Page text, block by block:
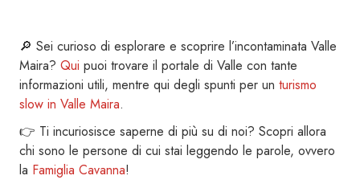
🔎 Sei curioso di esplorare e scoprire l’incontaminata Valle
Maira? Qui puoi trovare il portale di Valle con tante
informazioni utili, mentre qui degli spunti per un turismo
slow in Valle Maira.
👉 Ti incuriosisce saperne di più su di noi? Scopri allora
chi sono le persone di cui stai leggendo le parole, ovvero
la Famiglia Cavanna!